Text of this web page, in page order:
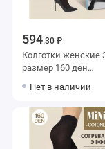
594.30 ₽
Колготки женские 3
размер 160 ден
Нет в наличии